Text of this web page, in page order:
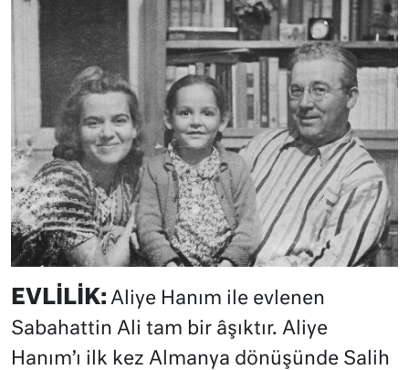
EVLİLİK: Aliye Hanım ile evlenen
Sabahattin Ali tam bir âşıktır. Aliye
Hanım’ı ilk kez Almanya dönüşünde Salih